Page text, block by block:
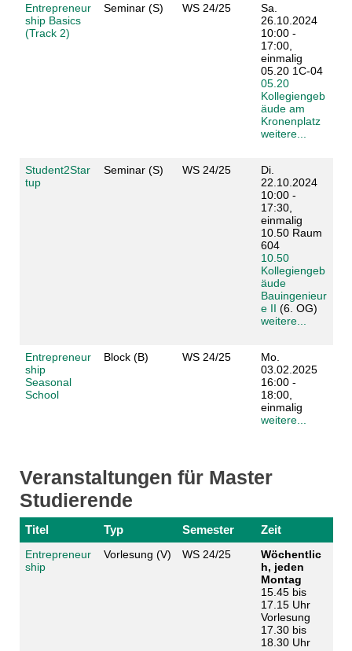
Entrepreneur
ship Basics
(Track 2)
Seminar (S) WS 24/25
Sa.
26.10.2024
10:00 -
17:00,
einmalig
05.20 1C-04
05.20
Kollegiengeb
äude am
Kronenplatz
weitere...
Student2Star
tup
Seminar (S) WS 24/25
Di.
22.10.2024
10:00 -
17:30,
einmalig
10.50 Raum
604
10.50
Kollegiengeb
äude
Bauingenieur
e II (6. OG)
weitere...
Entrepreneur
ship
Seasonal
School
Block (B) WS 24/25
Mo.
03.02.2025
16:00 -
18:00,
einmalig
weitere...
Veranstaltungen für Master
Studierende
Titel Typ Semester Zeit
Entrepreneur
ship
Vorlesung (V) WS 24/25
Wöchentlic
h, jeden
Montag
15.45 bis
17.15 Uhr
Vorlesung
17.30 bis
18.30 Uhr